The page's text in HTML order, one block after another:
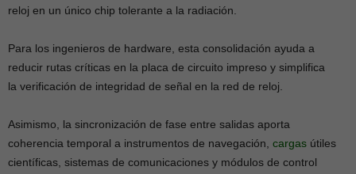
reloj en un único chip tolerante a la radiación.
Para los ingenieros de hardware, esta consolidación ayuda a
reducir rutas críticas en la placa de circuito impreso y simplifica
la verificación de integridad de señal en la red de reloj.
Asimismo, la sincronización de fase entre salidas aporta
coherencia temporal a instrumentos de navegación, cargas útiles
científicas, sistemas de comunicaciones y módulos de control